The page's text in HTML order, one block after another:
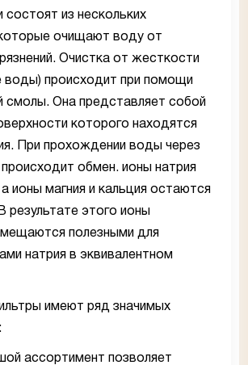
из нескольких
очищают воду от
Очистка от жесткости
воды) происходит при помощи
смолы. Она представляет собой
которого находятся
При прохождении воды через
обмен. ионы натрия
ионы магния и кальция остаются
результате этого ионы
полезными для
натрия в эквивалентном
имеют ряд значимых
ассортимент позволяет